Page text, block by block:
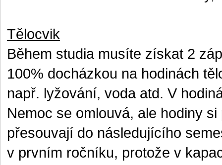
Tělocvik
Během studia musíte získat 2
100% docházkou na hodinách
např. lyžování, voda atd. V
Nemoc se omlouvá, ale hodiny
přesouvají do následujícího
v prvním ročníku, protože v